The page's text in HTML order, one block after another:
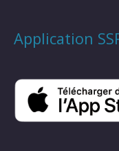
Application